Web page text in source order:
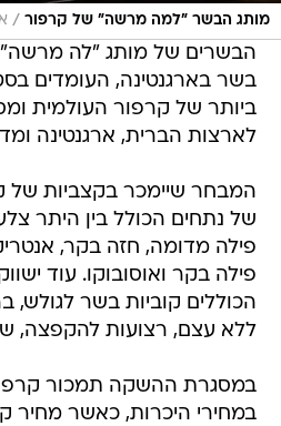
מותג הבשר "למה מרשה" של קרפור /
הבשרים של מותג "לה מרשה"
בשר בארגנטינה, העומדים
ביותר של קרפור העולמית
לארצות הברית, ארגנטינה
המבחר שיימכר בקצביות של
של נתחים הכולל בין היתר
פילה מדומה, חזה בקר,
פילה בקר ואוסובוקו. עוד
הכוללים קוביות בשר לגולש,
ללא עצם, רצועות להקפצה,
במסגרת ההשקה תמכור
במחירי היכרות, כאשר מחיר